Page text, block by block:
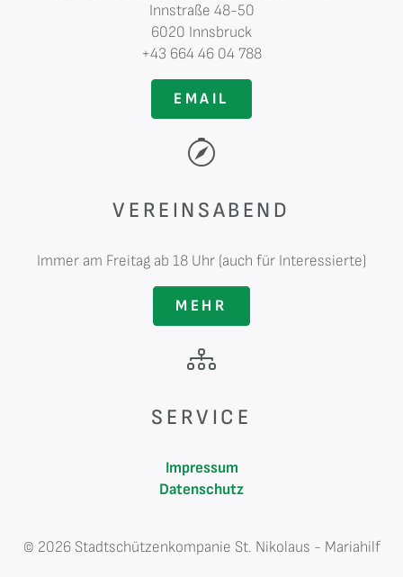
Innstraße 48-50
6020 Innsbruck
+43 664 46 04 788
EMAIL
VEREINSABEND
Immer am Freitag ab 18 Uhr (auch für Interessierte)
MEHR
SERVICE
Impressum
Datenschutz
© 2026 Stadtschützenkompanie St. Nikolaus - Mariahilf